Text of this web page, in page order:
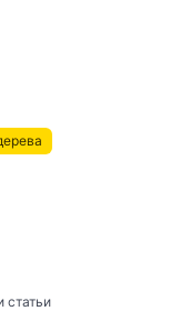
статьи